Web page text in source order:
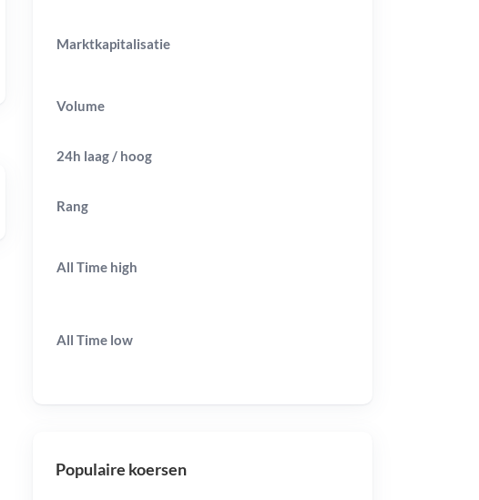
Marktkapitalisatie
Volume
24h laag / hoog
Rang
All Time high
All Time low
Populaire koersen